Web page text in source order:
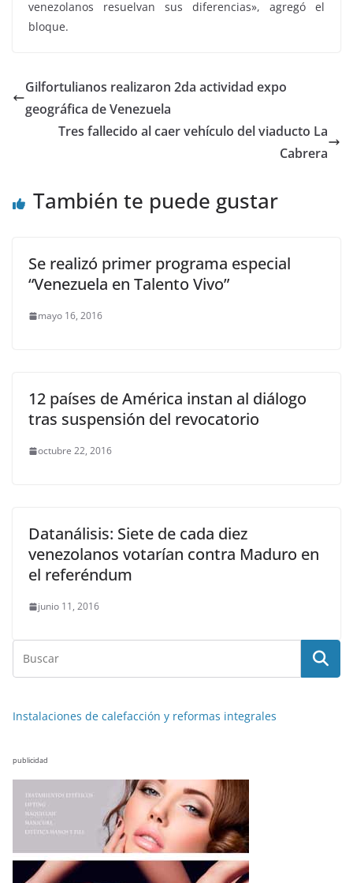
venezolanos resuelvan sus diferencias», agregó el
bloque.
Gilfortulianos realizaron 2da actividad expo
geográfica de Venezuela
Tres fallecido al caer vehículo del viaducto La
Cabrera
También te puede gustar
Se realizó primer programa especial
“Venezuela en Talento Vivo”
mayo 16, 2016
12 países de América instan al diálogo
tras suspensión del revocatorio
octubre 22, 2016
Datanálisis: Siete de cada diez
venezolanos votarían contra Maduro en
el referéndum
junio 11, 2016
Instalaciones de calefacción y reformas integrales
publicidad